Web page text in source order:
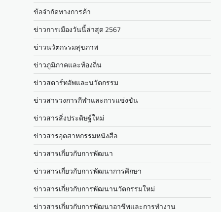
ข้อจำกัดทางการค้า
ข่าวการเมืองวันนี้ล่าสุด 2567
ข่าวนวัตกรรมสุขภาพ
ข่าวภูมิภาคและท้องถิ่น
ข่าวสตาร์ทอัพและนวัตกรรม
ข่าวสารวงการกีฬาและการแข่งขัน
ข่าวสารสิ่งประดิษฐ์ใหม่
ข่าวสารอุตสาหกรรมหนังสือ
ข่าวสารเกี่ยวกับการพัฒนา
ข่าวสารเกี่ยวกับการพัฒนาการศึกษา
ข่าวสารเกี่ยวกับการพัฒนานวัตกรรมใหม่
ข่าวสารเกี่ยวกับการพัฒนาอาชีพและการทำงาน